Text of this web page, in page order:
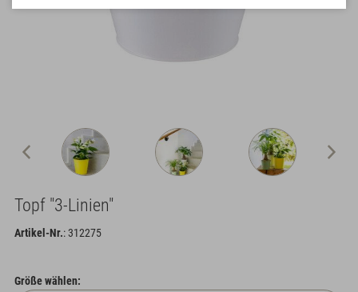
Topf "3-Linien"
Artikel-Nr.: 312275
Größe wählen: